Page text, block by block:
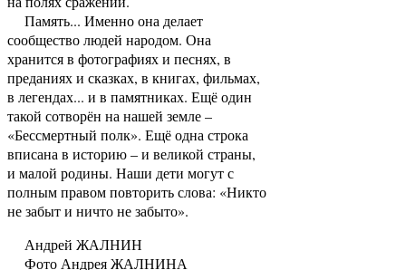
Память... Именно она делает
сообщество людей народом. Она
хранится в фотографиях и песнях, в
преданиях и сказках, в книгах, фильмах,
в легендах... и в памятниках. Ещё один
такой сотворён на нашей земле –
«Бессмертный полк». Ещё одна строка
вписана в историю – и великой страны,
и малой родины. Наши дети могут с
полным правом повторить слова: «Никто
не забыт и ничто не забыто».
Андрей ЖАЛНИН
Фото Андрея ЖАЛНИНА